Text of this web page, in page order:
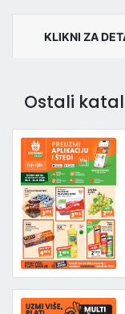
KLIKNI ZA
Ostali